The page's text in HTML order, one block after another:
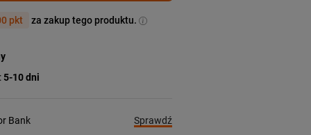
pkt za zakup tego produktu.
5-10 dni
Bank
Sprawdź